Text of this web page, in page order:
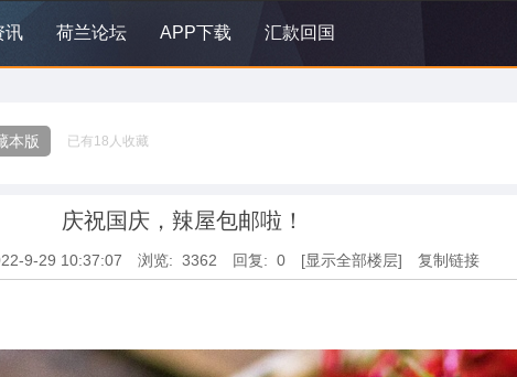
讯 荷兰论坛 APP下载 汇款回国
本版 已有18 人收藏
庆祝国庆，辣屋包邮啦！
9-29 10:37:07 浏览: 3362 回复: 0 [显示全部楼层] 复制链接